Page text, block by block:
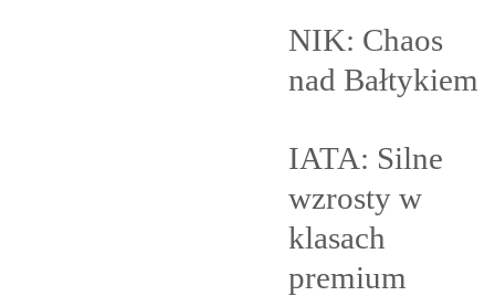
NIK: Chaos
nad Bałtykiem
IATA: Silne
wzrosty w
klasach
premium